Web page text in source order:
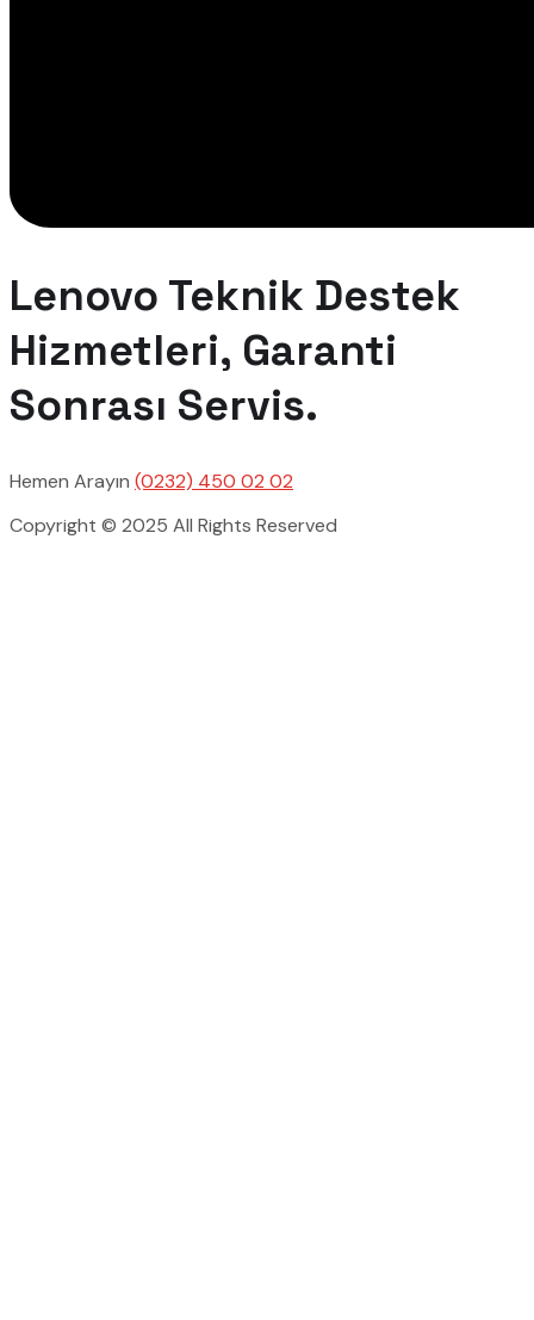
Lenovo Teknik Destek
Hizmetleri, Garanti
Sonrası Servis.
Hemen Arayın (0232) 450 02 02
Copyright © 2025 All Rights Reserved